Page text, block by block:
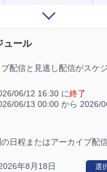
ュール
配信と見逃し配信がスケ
06/12 16:30 に終了
06/13 00:00 から 2026/
日程またはアーカイブ配
年8月18日 選